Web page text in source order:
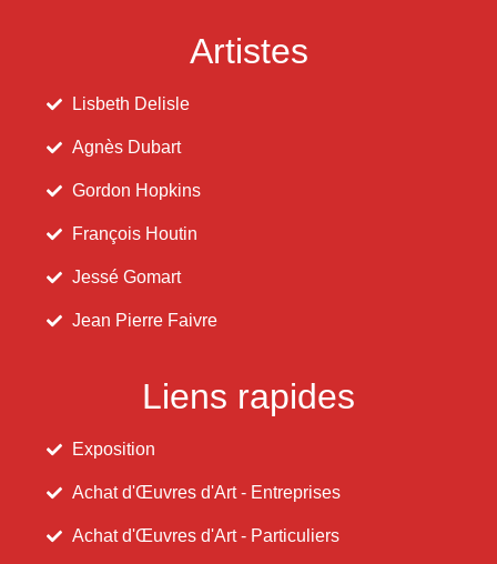
Artistes
Lisbeth Delisle
Agnès Dubart
Gordon Hopkins
François Houtin
Jessé Gomart
Jean Pierre Faivre
Liens rapides
Exposition
Achat d'Œuvres d'Art - Entreprises
Achat d'Œuvres d'Art - Particuliers